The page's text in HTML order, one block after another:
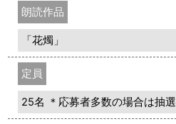
朗読作品
「花燭」
定員
25名 ＊応募者多数の場合は抽選